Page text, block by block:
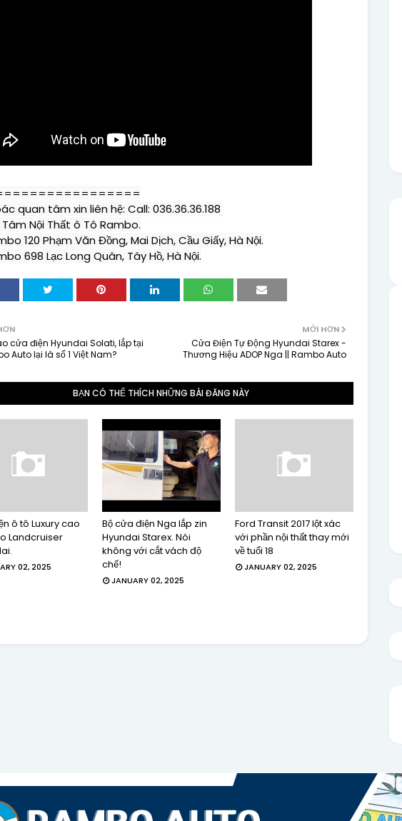
quan tâm xin liên hệ: Call: 036.36.36.188
Nội Thất ô Tô Rambo.
120 Phạm Văn Đồng, Mai Dịch, Cầu Giấy, Hà Nội.
698 Lạc Long Quân, Tây Hồ, Hà Nội.
MỚI HƠN
Cửa Điện Tự Động Hyundai Starex -
Thương Hiệu ADOP Nga || Rambo Auto
cửa điện Hyundai Solati, lắp tại
Auto lại là số 1 Việt Nam?
BẠN CÓ THỂ THÍCH NHỮNG BÀI ĐĂNG NÀY
ô tô Luxury cao
Landcruiser
02, 2025
Bộ cửa điện Nga lắp zin
Hyundai Starex. Nói
không với cắt vách độ
chế!
JANUARY 02, 2025
Ford Transit 2017 lột xác
với phần nội thất thay mới
về tuổi 18
JANUARY 02, 2025